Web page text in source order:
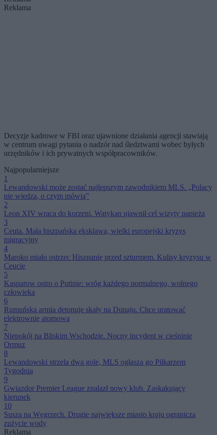
Reklama
Decyzje kadrowe w FBI oraz ujawnione działania agencji stawiają
w centrum uwagi pytania o nadzór nad śledztwami wobec byłych
urzędników i ich prywatnych współpracowników.
Najpopularniejsze
1
Lewandowski może zostać najlepszym zawodnikiem MLS. „Polacy
nie wiedzą, o czym mówią”
2
Leon XIV wraca do korzeni. Watykan ujawnił cel wizyty papieża
3
Ceuta. Mała hiszpańska eksklawa, wielki europejski kryzys
migracyjny
4
Maroko miało ostrzec Hiszpanię przed szturmem. Kulisy kryzysu w
Ceucie
5
Kasparow ostro o Putinie: wróg każdego normalnego, wolnego
człowieka
6
Rumuńska armia detonuje skały na Dunaju. Chce uratować
elektrownię atomową
7
Niepokój na Bliskim Wschodzie. Nocny incydent w cieśninie
Ormuz
8
Lewandowski strzela dwa gole, MLS ogłasza go Piłkarzem
Tygodnia
9
Gwiazdor Premier League znalazł nowy klub. Zaskakujący
kierunek
10
Susza na Węgrzech. Drugie największe miasto kraju ogranicza
zużycie wody
Reklama